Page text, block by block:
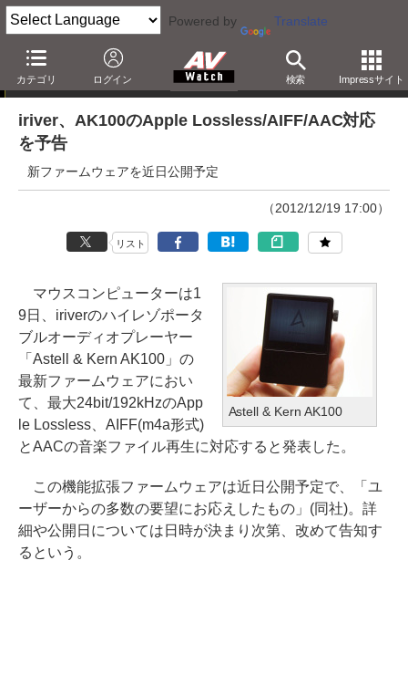
Powered by Translate
カテゴリ ログイン 検索 Impressサイト
ニュース
iriver、AK100のApple Lossless/AIFF/AAC対応
を予告
新ファームウェアを近日公開予定
（2012/12/19 17:00）
リスト
Astell & Kern AK100
マウスコンピューターは1
9日、iriverのハイレゾポータ
ブルオーディオプレーヤー
「Astell & Kern AK100」の
最新ファームウェアにおい
て、最大24bit/192kHzのApp
le Lossless、AIFF(m4a形式)
とAACの音楽ファイル再生に対応すると発表した。
この機能拡張ファームウェアは近日公開予定で、「ユ
ーザーからの多数の要望にお応えしたもの」(同社)。詳
細や公開日については日時が決まり次第、改めて告知す
るという。